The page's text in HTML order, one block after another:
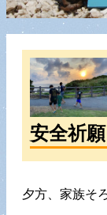
安全祈願
夕方、家族そ